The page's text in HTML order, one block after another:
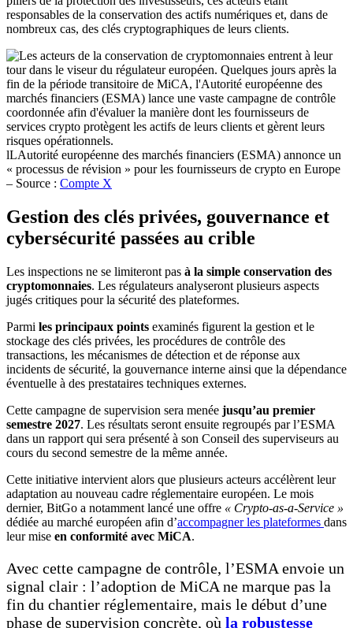
responsables de la conservation des actifs numériques et, dans de
nombreux cas, des clés cryptographiques de leurs clients.
lLAutorité européenne des marchés financiers (ESMA) annonce un
« processus de révision » pour les fournisseurs de crypto en Europe
– Source : Compte X
Gestion des clés privées, gouvernance et
cybersécurité passées au crible
Les inspections ne se limiteront pas à la simple conservation des
cryptomonnaies. Les régulateurs analyseront plusieurs aspects
jugés critiques pour la sécurité des plateformes.
Parmi les principaux points examinés figurent la gestion et le
stockage des clés privées, les procédures de contrôle des
transactions, les mécanismes de détection et de réponse aux
incidents de sécurité, la gouvernance interne ainsi que la dépendance
éventuelle à des prestataires techniques externes.
Cette campagne de supervision sera menée jusqu’au premier
semestre 2027. Les résultats seront ensuite regroupés par l’ESMA
dans un rapport qui sera présenté à son Conseil des superviseurs au
cours du second semestre de la même année.
Cette initiative intervient alors que plusieurs acteurs accélèrent leur
adaptation au nouveau cadre réglementaire européen. Le mois
dernier, BitGo a notamment lancé une offre « Crypto-as-a-Service »
dédiée au marché européen afin d’accompagner les plateformes dans
leur mise en conformité avec MiCA.
Avec cette campagne de contrôle, l’ESMA envoie un
signal clair : l’adoption de MiCA ne marque pas la
fin du chantier réglementaire, mais le début d’une
phase de supervision concrète, où la robustesse